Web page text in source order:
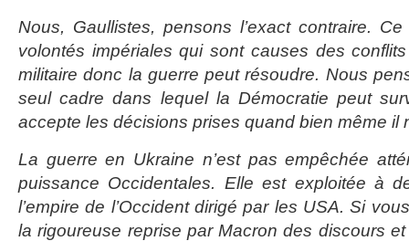
Nous, Gaullistes, pensons l’exact contraire.
volontés impériales qui sont causes des
militaire donc la guerre peut résoudre. Nous
seul cadre dans lequel la Démocratie peut
accepte les décisions prises quand bien même il
La guerre en Ukraine n’est pas empêchée
puissance Occidentales. Elle est exploitée à
l’empire de l’Occident dirigé par les USA. Si
la rigoureuse reprise par Macron des discours